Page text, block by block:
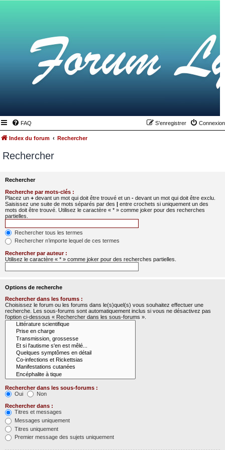
FAQ Connexion
S’enregistrer
Index du forum Rechercher
Rechercher
Rechercher
Recherche par mots-clés :
Placez un + devant un mot qui doit être trouvé et un - devant un mot qui doit être exclu.
Saisissez une suite de mots séparés par des | entre crochets si uniquement un des
mots doit être trouvé. Utilisez le caractère « * » comme joker pour des recherches
partielles.
Rechercher tous les termes
Rechercher n’importe lequel de ces termes
Rechercher par auteur :
Utilisez le caractère « * » comme joker pour des recherches partielles.
Options de recherche
Rechercher dans les forums :
Choisissez le forum ou les forums dans le(s)quel(s) vous souhaitez effectuer une
recherche. Les sous-forums sont automatiquement inclus si vous ne désactivez pas
l’option ci-dessous « Rechercher dans les sous-forums ».
Rechercher dans les sous-forums :
Oui
Non
Rechercher dans :
Titres et messages
Messages uniquement
Titres uniquement
Premier message des sujets uniquement